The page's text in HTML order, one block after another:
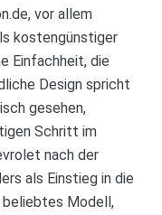
vor allem
kostengünstiger
Einfachheit, die
Design spricht
gesehen,
Schritt im
nach der
als Einstieg in die
Modell,